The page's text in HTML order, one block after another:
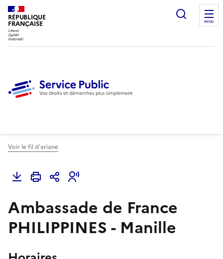
RÉPUBLIQUE
FRANÇAISE
Ouvrir
MENU
Voir le fil d'ariane
Ambassade de France
PHILIPPINES - Manille